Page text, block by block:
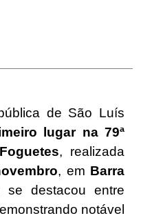
de São Luís
lugar na 79ª
, realizada
, em Barra
destacou entre
notável